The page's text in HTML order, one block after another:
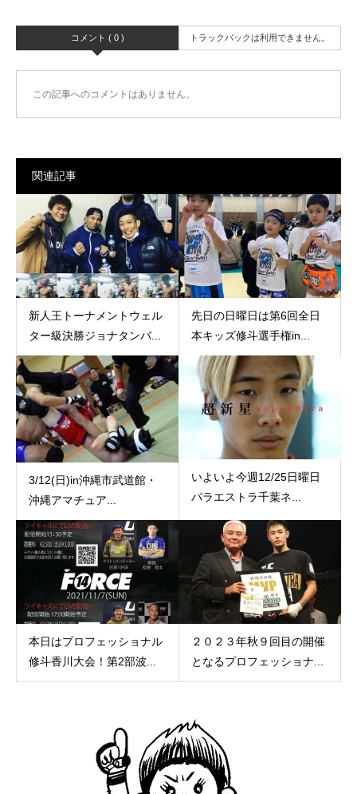
コメント ( 0 ) トラックバックは利用できません。
この記事へのコメントはありません。
関連記事
新人王トーナメントウェル
ター級決勝ジョナタンバ...
先日の日曜日は第6回全日
本キッズ修斗選手権in...
3/12(日)in沖縄市武道館・
沖縄アマチュア...
いよいよ今週12/25日曜日
パラエストラ千葉ネ...
本日はプロフェッショナル
修斗香川大会！第2部波...
２０２３年秋９回目の開催
となるプロフェッショナ...